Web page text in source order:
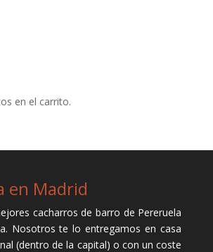
en el carrito.
en Madrid
cacharros de barro de Pereruela
Nosotros te lo entregamos en casa
(dentro de la capital) o con un coste